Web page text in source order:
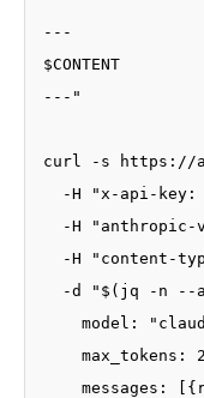
---
$CONTENT
---"
curl -s https://
-H "x-api-key:
-H "anthropic-
-H "content-
-d "$(jq -n --
model:
max_tokens:
messages: